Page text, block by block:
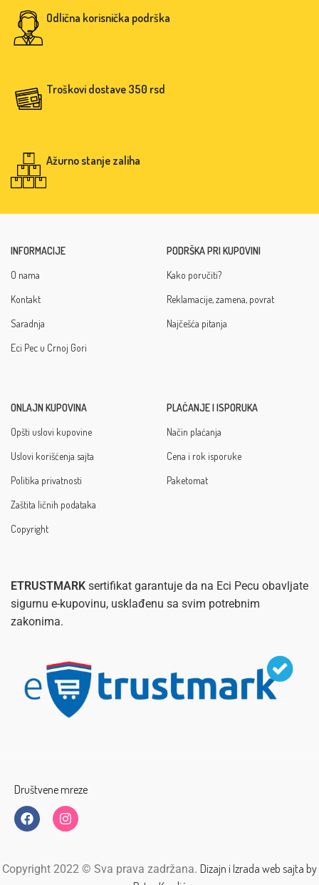
Odlična korisnička podrška
Troškovi dostave 350 rsd
Ažurno stanje zaliha
INFORMACIJE
O nama
Kontakt
Saradnja
Eci Pec u Crnoj Gori
PODRŠKA PRI KUPOVINI
Kako poručiti?
Reklamacije, zamena, povrat
Najčešća pitanja
ONLAJN KUPOVINA
Opšti uslovi kupovine
Uslovi korišćenja sajta
Politika privatnosti
Zaštita ličnih podataka
Copyright
PLAĆANJE I ISPORUKA
Način plaćanja
Cena i rok isporuke
Paketomat
ETRUSTMARK sertifikat garantuje da na Eci Pecu obavljate
sigurnu e-kupovinu, usklađenu sa svim potrebnim
zakonima.
Društvene mreze
Copyright 2022 © Sva prava zadržana. Dizajn i Izrada web sajta by